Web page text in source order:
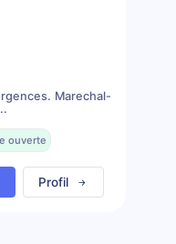
Marechal-
ouverte
Profil